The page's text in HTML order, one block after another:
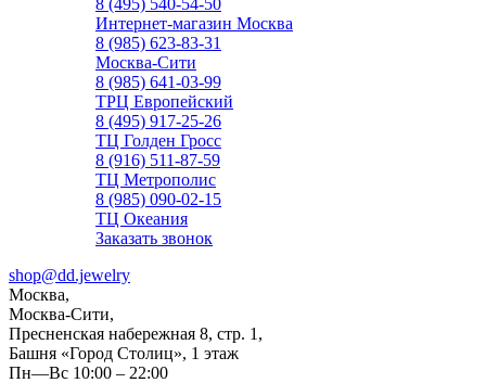
8 (495) 540-54-50
Интернет-магазин Москва
8 (985) 623-83-31
Москва-Сити
8 (985) 641-03-99
ТРЦ Европейский
8 (495) 917-25-26
ТЦ Голден Гросс
8 (916) 511-87-59
ТЦ Метрополис
8 (985) 090-02-15
ТЦ Океания
Заказать звонок
shop@dd.jewelry
Москва,
Москва-Сити,
Пресненская набережная 8, стр. 1,
Башня «Город Столиц», 1 этаж
Пн—Вс 10:00 – 22:00